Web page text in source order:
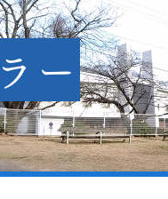
ス
学
学
セ
イ
ー